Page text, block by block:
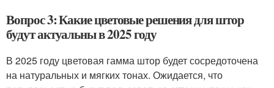
Вопрос 3: Какие цветовые решения для штор
будут актуальны в 2025 году
В 2025 году цветовая гамма штор будет сосредоточена
на натуральных и мягких тонах. Ожидается, что